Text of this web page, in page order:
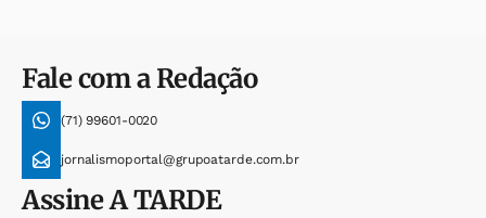
Fale com a Redação
(71) 99601-0020
jornalismoportal@grupoatarde.com.br
AssineA TARDE